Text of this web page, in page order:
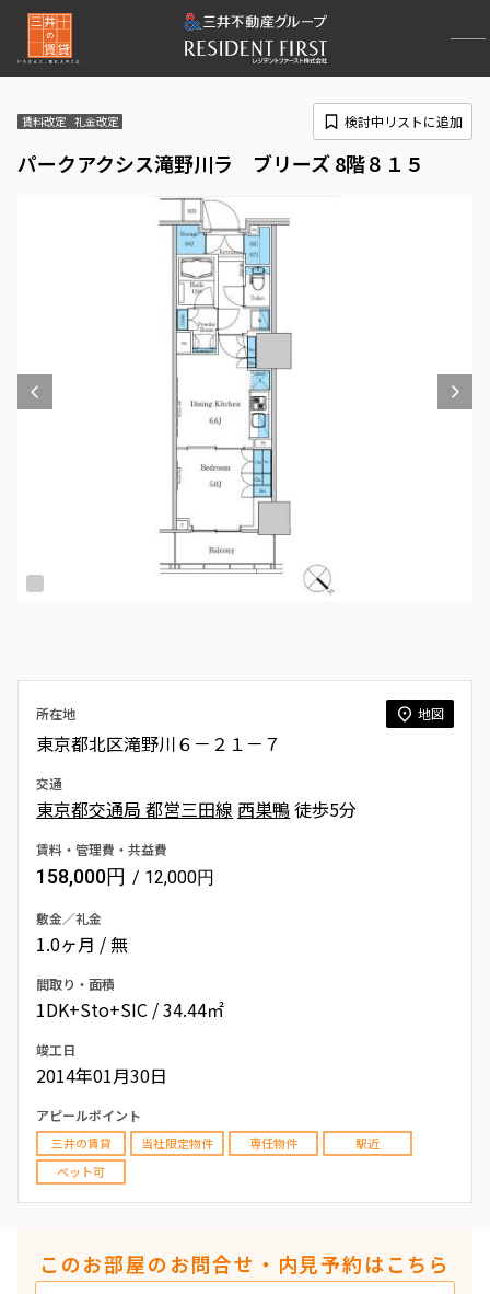
賃料改定 礼金改定
パークアクシス滝野川ラ ブリーズ 8階８１５
検討中リストに追加
所在地 地図
東京都北区滝野川６－２１－７
交通
東京都交通局 都営三田線 西巣鴨徒歩5分
賃料・管理費・共益費
158,000円 / 12,000円
敷金／礼金
1.0ヶ月 / 無
間取り・面積
1DK+Sto+SIC / 34.44㎡
竣工日
2014年01月30日
アピールポイント
三井の賃貸 当社限定物件 専任物件
駅近
ペット可
このお部屋のお問合せ・内見予約はこちら